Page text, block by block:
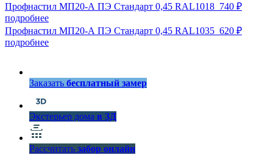
Профнастил МП20-А ПЭ Стандарт 0,45 RAL1018 740 ₽
подробнее
Профнастил МП20-А ПЭ Стандарт 0,45 RAL1035 620 ₽
подробнее
Заказать бесплатный замер
Экстерьер дома в 3Д
Рассчитать забор онлайн